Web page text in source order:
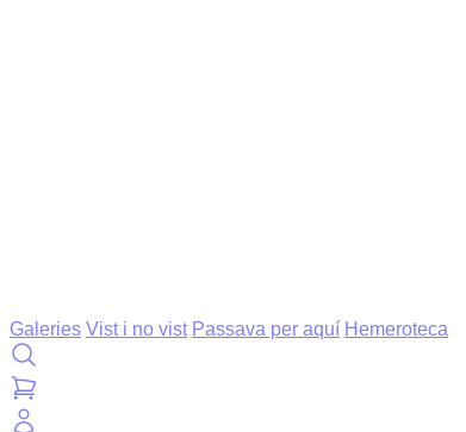
Galeries Vist i no vist Passava per aquí Hemeroteca